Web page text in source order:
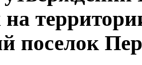
на
поселок